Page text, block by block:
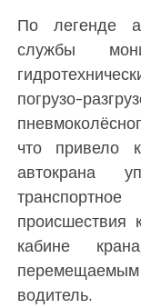
По легенде
службы
погрузо-
что привело
автокрана
происшествия
кабине
водитель.